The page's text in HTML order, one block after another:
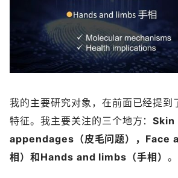
我的主要研究对象，在前面已经提到
特征。我主要关注的三个地方：Skin
appendages（皮毛问题），Face
相）和Hands and limbs（手相）。